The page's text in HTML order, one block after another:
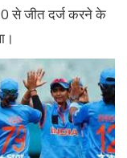
0 से जीत दर्ज करने के